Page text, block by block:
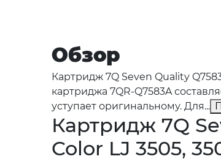
Обзор
Картридж 7Q Seven Quality
картриджа 7QR-Q7583A
уступает оригинальному. Для...
Картридж 7Q
Color LJ 3505,